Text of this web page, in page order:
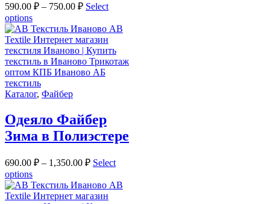
590.00 ₽ – 750.00 ₽ Select
options
Каталог, Файбер
Одеяло Файбер
Зима в Полиэстере
690.00 ₽ – 1,350.00 ₽ Select
options